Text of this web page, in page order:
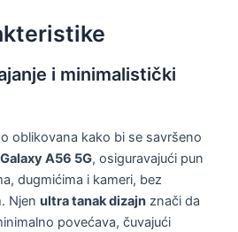
i minimalistički
oblikovana kako bi se savršeno
A56 5G, osiguravajući pun
dugmićima i kameri, bez
Njen ultra tanak dizajn znači da
povećava, čuvajući